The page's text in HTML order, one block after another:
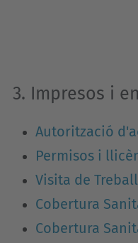
3. Impresos i
Autorització
Permisos i
Visita de Treball
Cobertura
Cobertura